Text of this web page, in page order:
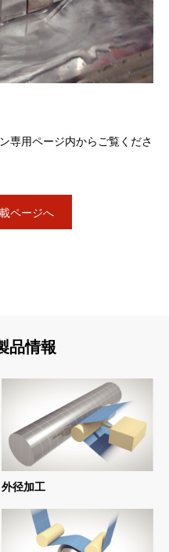
専用ページ内からご覧くださ
ページへ
品情報
外径加工